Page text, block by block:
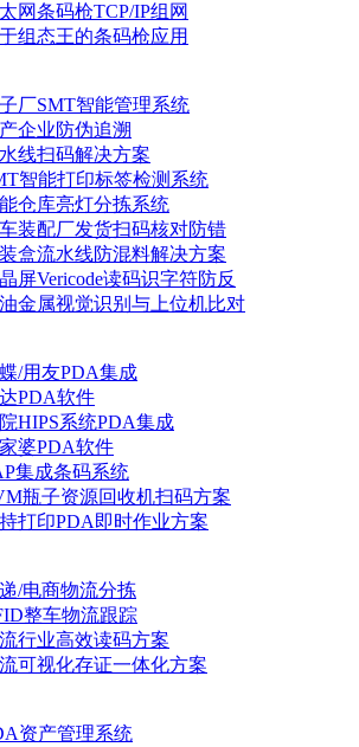
网条码枪TCP/IP组网
组态王的条码枪应用
厂SMT智能管理系统
企业防伪追溯
线扫码解决方案
智能打印标签检测系统
仓库亮灯分拣系统
装配厂发货扫码核对防错
盒流水线防混料解决方案
屏Vericode读码识字符防反
金属视觉识别与上位机比对
/用友PDA集成
PDA软件
HIPS系统PDA集成
婆PDA软件
集成条码系统
瓶子资源回收机扫码方案
打印PDA即时作业方案
/电商物流分拣
整车物流跟踪
行业高效读码方案
可视化存证一体化方案
资产管理系统